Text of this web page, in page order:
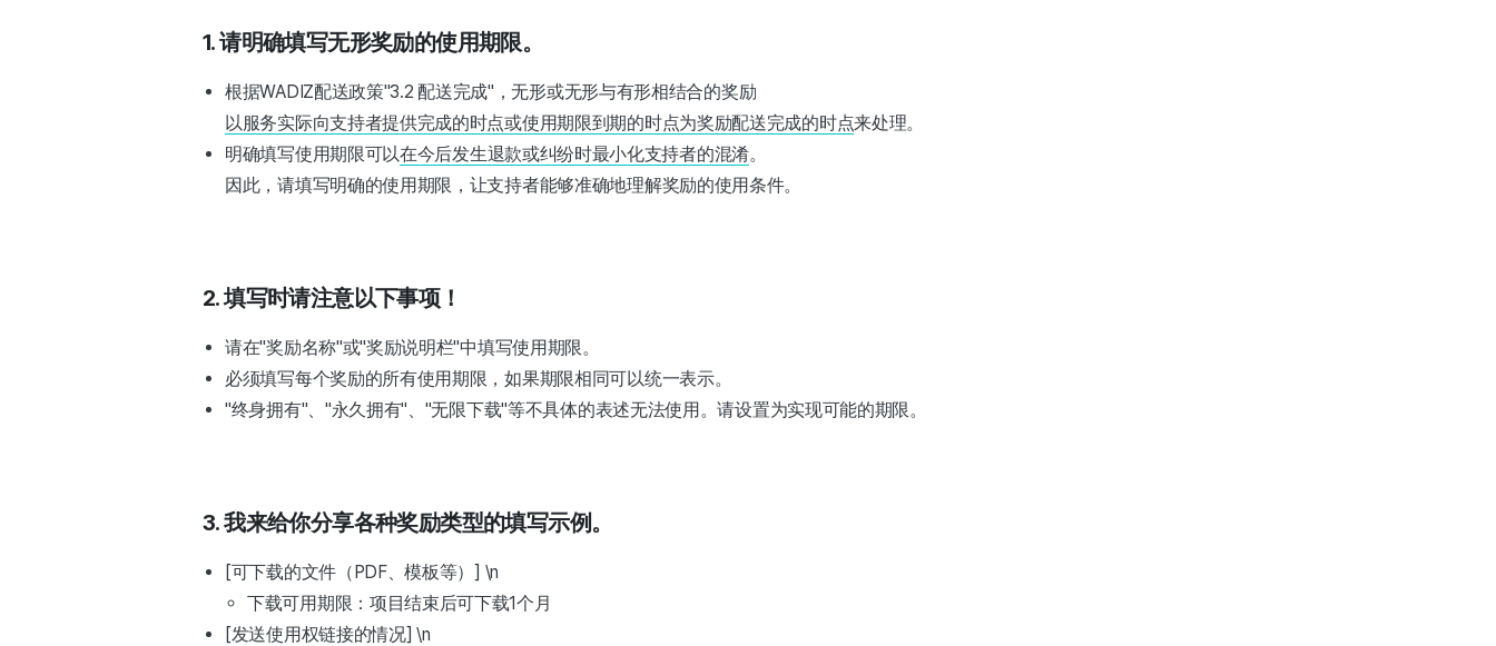
1. 请明确填写无形奖励的使用期限。
根据WADIZ配送政策"3.2 配送完成"，无形或无形与有形相结合的奖励
以服务实际向支持者提供完成的时点或使用期限到期的时点为奖励配送完成的时点来处理。
明确填写使用期限可以在今后发生退款或纠纷时最小化支持者的混淆。
因此，请填写明确的使用期限，让支持者能够准确地理解奖励的使用条件。
2. 填写时请注意以下事项！
请在"奖励名称"或"奖励说明栏"中填写使用期限。
必须填写每个奖励的所有使用期限，如果期限相同可以统一表示。
"终身拥有"、"永久拥有"、"无限下载"等不具体的表述无法使用。请设置为实现可能的期限。
3. 我来给你分享各种奖励类型的填写示例。
[可下载的文件（PDF、模板等）] \n
下载可用期限：项目结束后可下载1个月
[发送使用权链接的情况] \n